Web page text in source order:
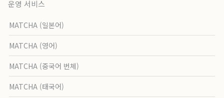
운영 서비스
MATCHA (일본어)
MATCHA (영어)
MATCHA (중국어 번체)
MATCHA (태국어)